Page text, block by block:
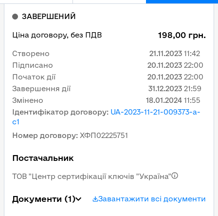
Ідентифікатор договору: UA-2023-11-21-009373-a-
c1
Номер договору: ХФП02225751
Постачальник
ТОВ "Центр сертифікації ключів "Україна"
Документи (1) Завантажити всі документи
ЗАВЕРШЕНИЙ
Ціна договору, без ПДВ 198,00 грн.
Створено 21.11.2023 11:42
Підписано
20.11.2023 22:00
Початок дії
20.11.2023 22:00
Завершення дії
31.12.2023 21:59
Змінено
18.01.2024 11:55